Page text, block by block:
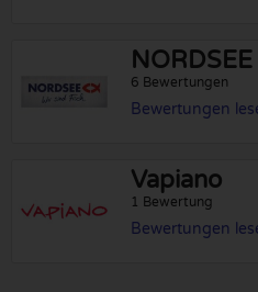
NORDSEE
6 Bewertungen
Bewertungen
Vapiano
1 Bewertung
Bewertungen